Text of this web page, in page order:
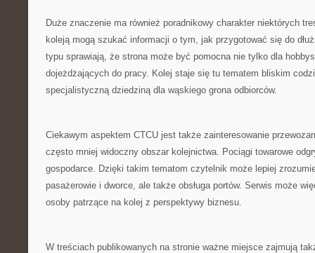
Duże znaczenie ma również poradnikowy charakter niektórych
koleją mogą szukać informacji o tym, jak przygotować się do
typu sprawiają, że strona może być pomocna nie tylko dla
dojeżdżających do pracy. Kolej staje się tu tematem bliskim
specjalistyczną dziedziną dla wąskiego grona odbiorców.
Ciekawym aspektem CTCU jest także zainteresowanie
często mniej widoczny obszar kolejnictwa. Pociągi towarowe
gospodarce. Dzięki takim tematom czytelnik może lepiej
pasażerowie i dworce, ale także obsługa portów. Serwis może
osoby patrzące na kolej z perspektywy biznesu.
W treściach publikowanych na stronie ważne miejsce zajmują